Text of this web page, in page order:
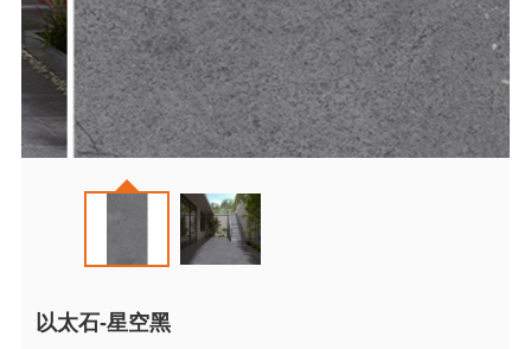
以太石-星空黑